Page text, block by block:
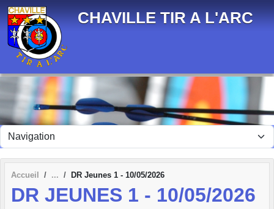
CHAVILLE TIR A L'ARC
Accueil DR Jeunes 1 - 10/05/2026
DR JEUNES 1 - 10/05/2026
Panneau de gestion des cookies